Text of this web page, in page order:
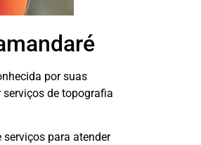
por suas
de topografia
para atender